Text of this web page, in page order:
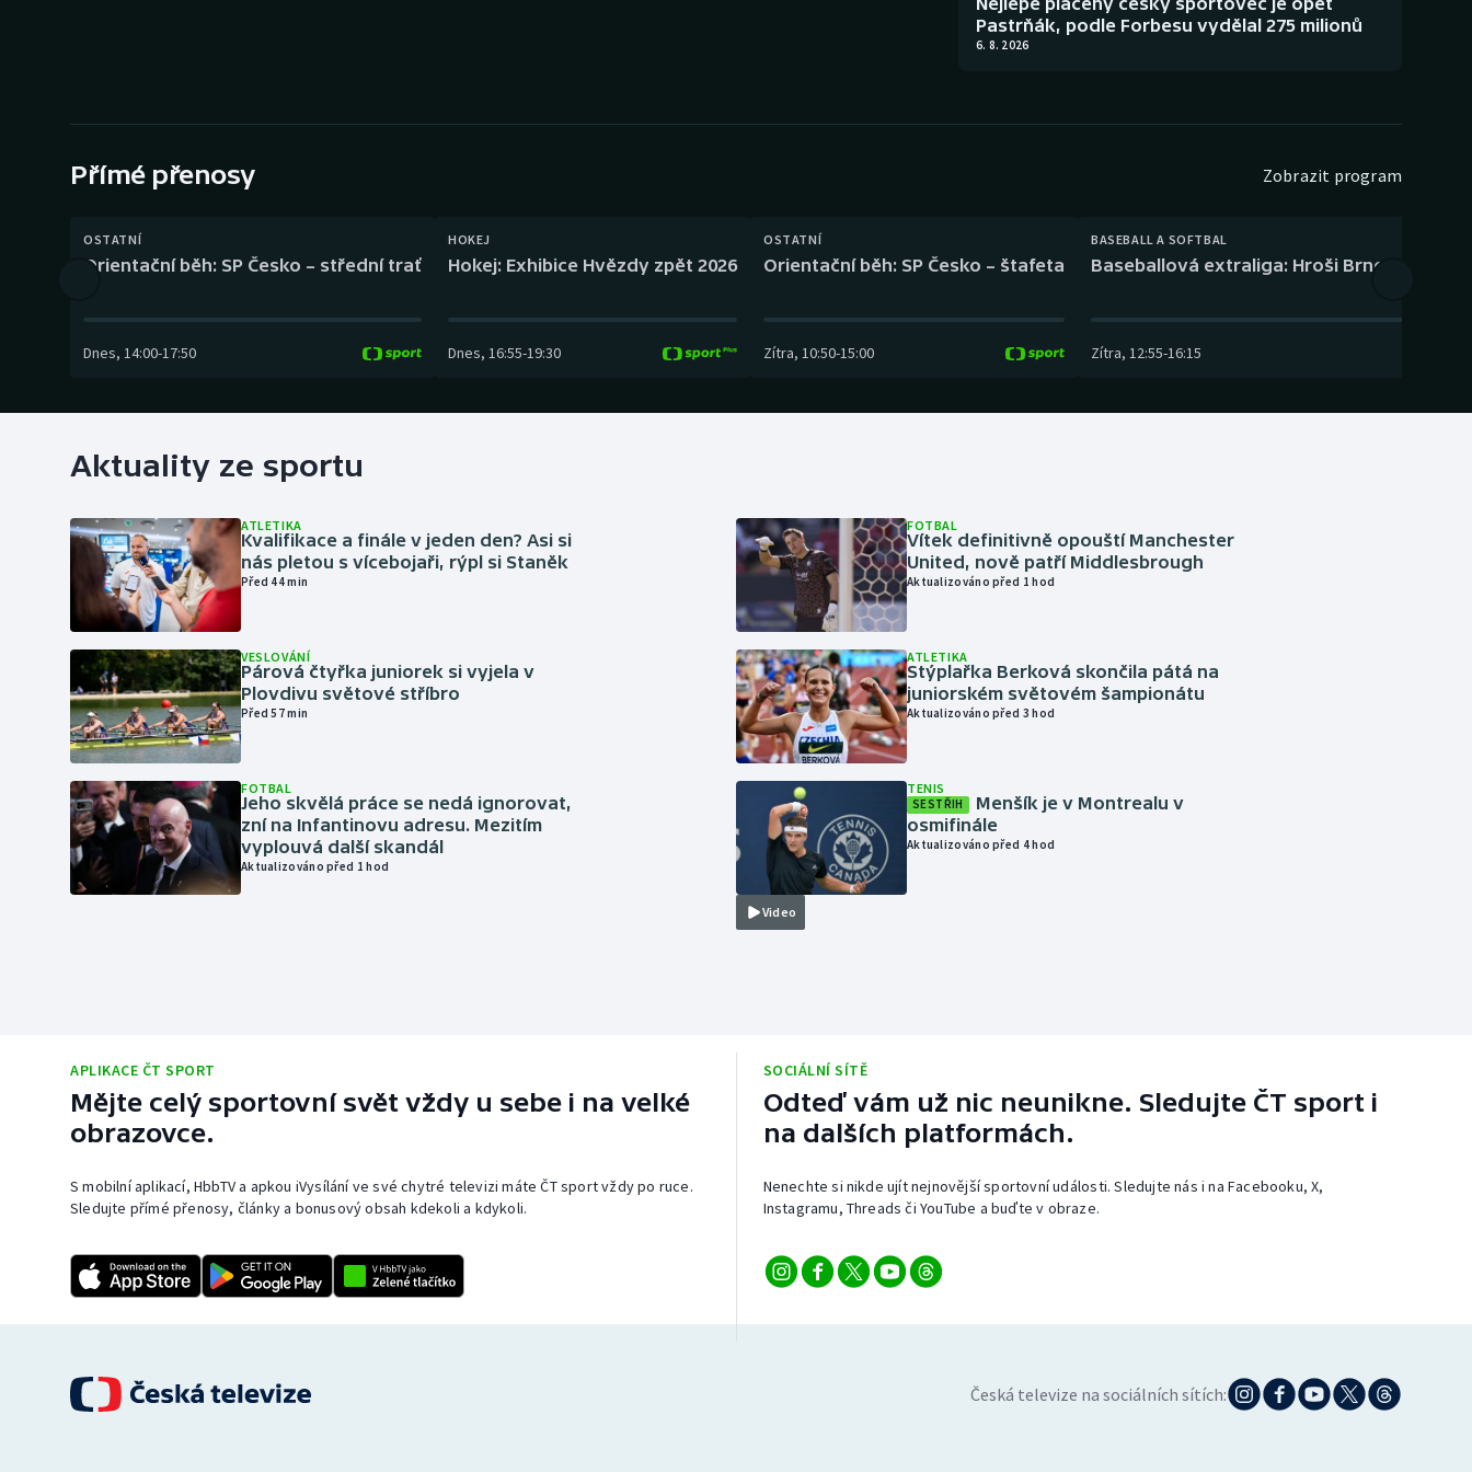
Gymnastika Plážový volejbal
Pastrňák, podle Forbesu vydělal 275 milionů
6. 8. 2026
Přímé přenosy Zobrazit program
OSTATNÍ
Orientační běh: SP Česko – střední trať
Dnes, 14:00-17:50
HOKEJ
Hokej: Exhibice Hvězdy zpět 2026
Dnes, 16:55-19:30
OSTATNÍ
Orientační běh: SP Česko – štafeta
Zítra, 10:50-15:00
BASEBALL A SOFTBAL
Baseballová extraliga: Hroši Brno – Eagles
Zítra, 12:55-16:15
Aktuality ze sportu
ATLETIKA
Kvalifikace a finále v jeden den? Asi si
nás pletou s vícebojaři, rýpl si Staněk
Před 44 min
VESLOVÁNÍ
Párová čtyřka juniorek si vyjela v
Plovdivu světové stříbro
Před 57 min
FOTBAL
Jeho skvělá práce se nedá ignorovat,
zní na Infantinovu adresu. Mezitím
vyplouvá další skandál
Aktualizováno před 1 hod
FOTBAL
Vítek definitivně opouští Manchester
United, nově patří Middlesbrough
Aktualizováno před 1 hod
ATLETIKA
Stýplařka Berková skončila pátá na
juniorském světovém šampionátu
Aktualizováno před 3 hod
Video
TENIS
SESTŘIH
Menšík je v Montrealu v
osmifinále
Aktualizováno před 4 hod
APLIKACE ČT SPORT
Mějte celý sportovní svět vždy u sebe i na velké
obrazovce.
S mobilní aplikací, HbbTV a apkou iVysílání ve své chytré televizi máte ČT sport vždy po ruce.
Sledujte přímé přenosy, články a bonusový obsah kdekoli a kdykoli.
SOCIÁLNÍ SÍTĚ
Odteď vám už nic neunikne. Sledujte ČT sport i
na dalších platformách.
Nenechte si nikde ujít nejnovější sportovní události. Sledujte nás i na Facebooku, X,
Instagramu, Threads či YouTube a buďte v obraze.
Česká televize na sociálních sítích: